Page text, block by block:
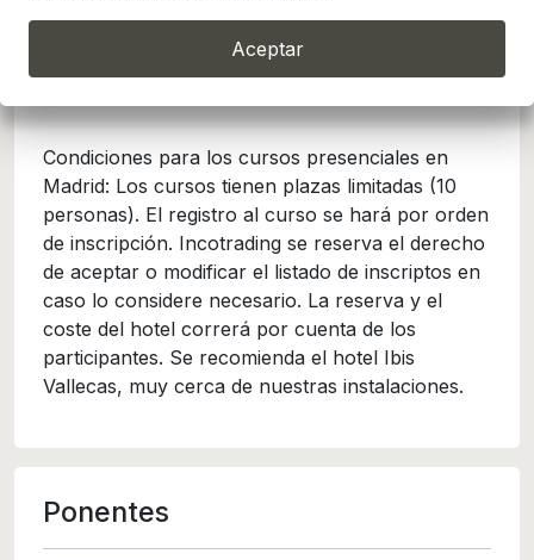
Madrid
Condiciones para los cursos presenciales en
Madrid: Los cursos tienen plazas limitadas (10
personas). El registro al curso se hará por orden
de inscripción. Incotrading se reserva el derecho
de aceptar o modificar el listado de inscriptos en
caso lo considere necesario. La reserva y el
coste del hotel correrá por cuenta de los
participantes. Se recomienda el hotel Ibis
Vallecas, muy cerca de nuestras instalaciones.
Ponentes
Aceptar